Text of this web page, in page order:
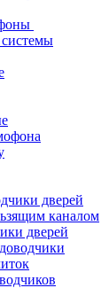
дверей
каналом
дверей